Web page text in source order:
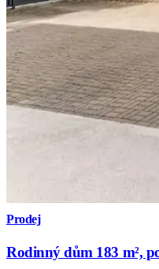
Prodej
Rodinný dům 183 m²,